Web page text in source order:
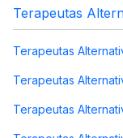
Terapeutas
Terapeutas
Terapeutas
Terapeutas